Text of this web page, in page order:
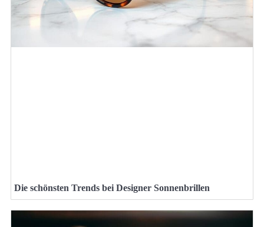
Die schönsten Trends bei Designer Sonnenbrillen